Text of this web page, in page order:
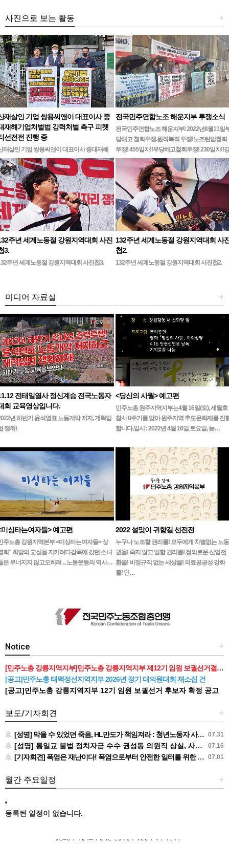
+
사진으로 보는 활동
재살인 기업 쌍용씨앤이 대표이사 중
재해기업처벌법 강력처벌 촉구 피켓
선전전 진행 중
재살인 기업 쌍용씨앤이 대표이사 중대재해
업처벌법 강력처벌 촉구민주노총 강원지역본
무기한 피켓시위 14일차고용노동부 강원지
앞 1인시위 진…
전국민주연합노조 해운지부 투쟁소식
전국민주연합노조 해운지부! 2022년8월11일
당해고 철회투쟁.원직복직 투쟁!노조탄압철회
투쟁! 455일차!!부당해고철회투쟁! 230일차!!강
릉ㆍ…
주년 세계노동절 강원지역대회 사진
3.
주년 세계노동절 강원지역대회 사진첩3.
132주년 세계노동절 강원지역대회 사
첩2.
132주년 세계노동절 강원지역대회 사진첩2.
+
미디어 자료실
전태일열사 정신계승 전국노동자
회 교육영상입니다.
년 하반기 윤석열표 노동개악 저지, 개혁입
쟁취!
<당신의 사월> 예고편
민주노총 원주지역지부는4월 16일(토), 세월호
참사 8주기를 맞아 원주지역 추모문화제를 진
합니다.일시 : 2022년 4월 16일 토요일, 늦…
미싱타는여자들> 예고편
주노총 강원지역본부 <미싱타는여자들> 상
회" 희망의 교실을 지키려다감옥에 갔던 소녀
은 무너지지 않고오히려 ... 노동운동의 역사…
2022 설맞이 귀향길 선전전
누구나 노조할 권리를! 모두에게 차별없는 노동
권을! 죽지 않고 일할 권리를! 정의로운 산업전
환을! 비정규직 없는 세상을! 의료공공성 강화
를! 민…
+
Notice
[민주노총 강릉지역지부]민주노총 강릉지역지부 제12기 임원 보궐선거결과 공고
[공고]민주노총 태백정선지역지부 2026년 정기 대의원대회 재소집 건
[공고]민주노총 강릉지역지부 12기 임원 보궐선거 후보자 확정 공고
+
보도/기자회견
07.31
[성명] 막을 수 있었던 죽음, HL만도가 책임져라 : 청년노동자 사망사고의 철저한 진상규명과 재발방지 대책 마련하라
07.16
[성명] 통일교 불법 정치자금 수수 권성동 의원직 상실, 사필귀정이다
07.01
[기자회견] 폭염은 재난이다! 폭염으로부터 안전한 일터를 위한 민주노총 강원지역본부 폭염감시단 선포 기자회견
+
월간 주요일정
등록된 일정이 없습니다.